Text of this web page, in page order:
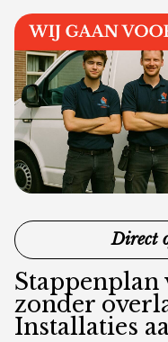
Direct
Stappenplan
zonder
Installaties